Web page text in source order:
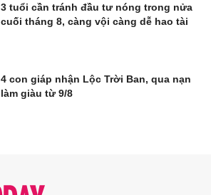
3 tuổi cần tránh đầu tư nóng trong nửa
cuối tháng 8, càng vội càng dễ hao tài
4 con giáp nhận Lộc Trời Ban, qua nạn
làm giàu từ 9/8